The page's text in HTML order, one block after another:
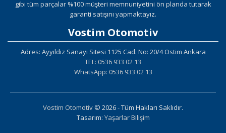
gibi tüm parçalar %100 müşteri memnuniyetini ön planda tutarak
garanti satışını yapmaktayız.
Vostim Otomotiv
Adres: Ayyıldız Sanayi Sitesi 1125 Cad. No: 20/4 Ostim Ankara
TEL: 0536 933 02 13
WhatsApp: 0536 933 02 13
Vostim Otomotiv © 2026 - Tüm Hakları Saklıdır.
Tasarım: Yaşarlar Bilişim